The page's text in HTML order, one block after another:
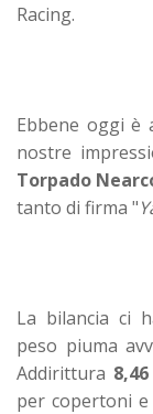
Racing.
Ebbene oggi è
nostre
Torpado
tanto di firma "
La bilancia ci
peso piuma
Addirittura
per copertoni e